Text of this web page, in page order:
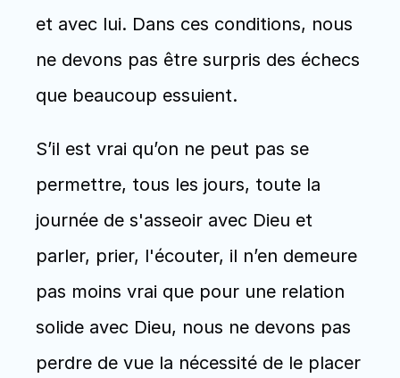
et avec lui. Dans ces conditions, nous
ne devons pas être surpris des échecs
que beaucoup essuient.
S’il est vrai qu’on ne peut pas se
permettre, tous les jours, toute la
journée de s'asseoir avec Dieu et
parler, prier, l'écouter, il n’en demeure
pas moins vrai que pour une relation
solide avec Dieu, nous ne devons pas
perdre de vue la nécessité de le placer